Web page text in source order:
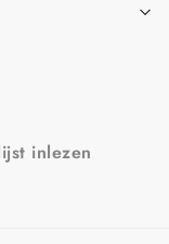
inlezen